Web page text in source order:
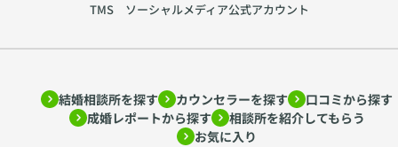
TMS ソーシャルメディア公式アカウント
結婚相談所を探す カウンセラーを探す
口コミから探す
成婚レポートから探す
相談所を紹介してもらう
お気に入り